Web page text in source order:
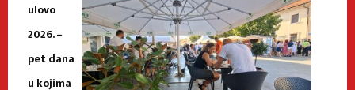
ulovo
2026. –
pet dana
u kojima